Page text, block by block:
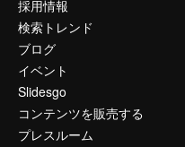
採用情報
検索トレンド
ブログ
イベント
Slidesgo
コンテンツを販売する
プレスルーム